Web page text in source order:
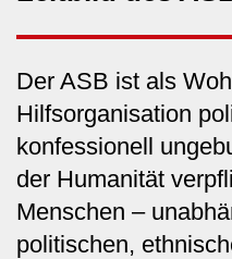
Der ASB ist als
Hilfsorganisation
konfessionell
der Humanität
Menschen –
politischen,